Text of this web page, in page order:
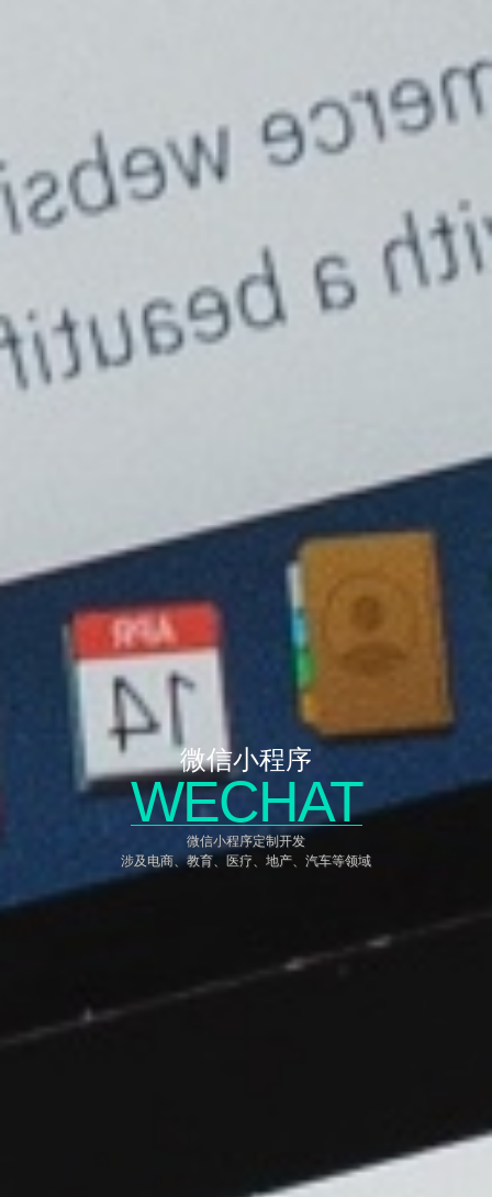
微信小程序
WECHAT
微信小程序定制开发
涉及电商、教育、医疗、地产、汽车等领域